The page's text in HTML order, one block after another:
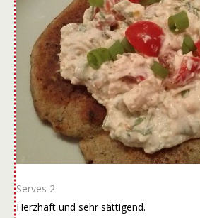
Serves 2
Herzhaft und sehr sättigend.